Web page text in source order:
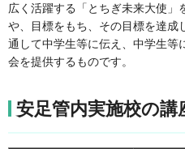
広く活躍する「とちぎ未来大使」
や、目標をもち、その目標を達成
通して中学生等に伝え、中学生等
会を提供するものです。
安足管内実施校の講